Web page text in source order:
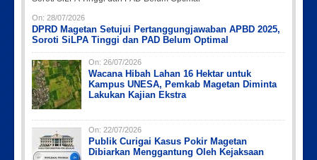
On: 28/07/2026
DPRD Magetan Setujui Pertanggungjawaban APBD 2025,
Soroti SiLPA Tinggi dan PAD Belum Optimal
On: 26/07/2026
Wacana Hibah Lahan 16 Hektar untuk
Kampus UNESA, Pemkab Magetan Diminta
Lakukan Kajian Ekstra
On: 22/07/2026
Publik Curigai Kasus Pokir Magetan
Dibiarkan Menggantung Oleh Kejaksaan